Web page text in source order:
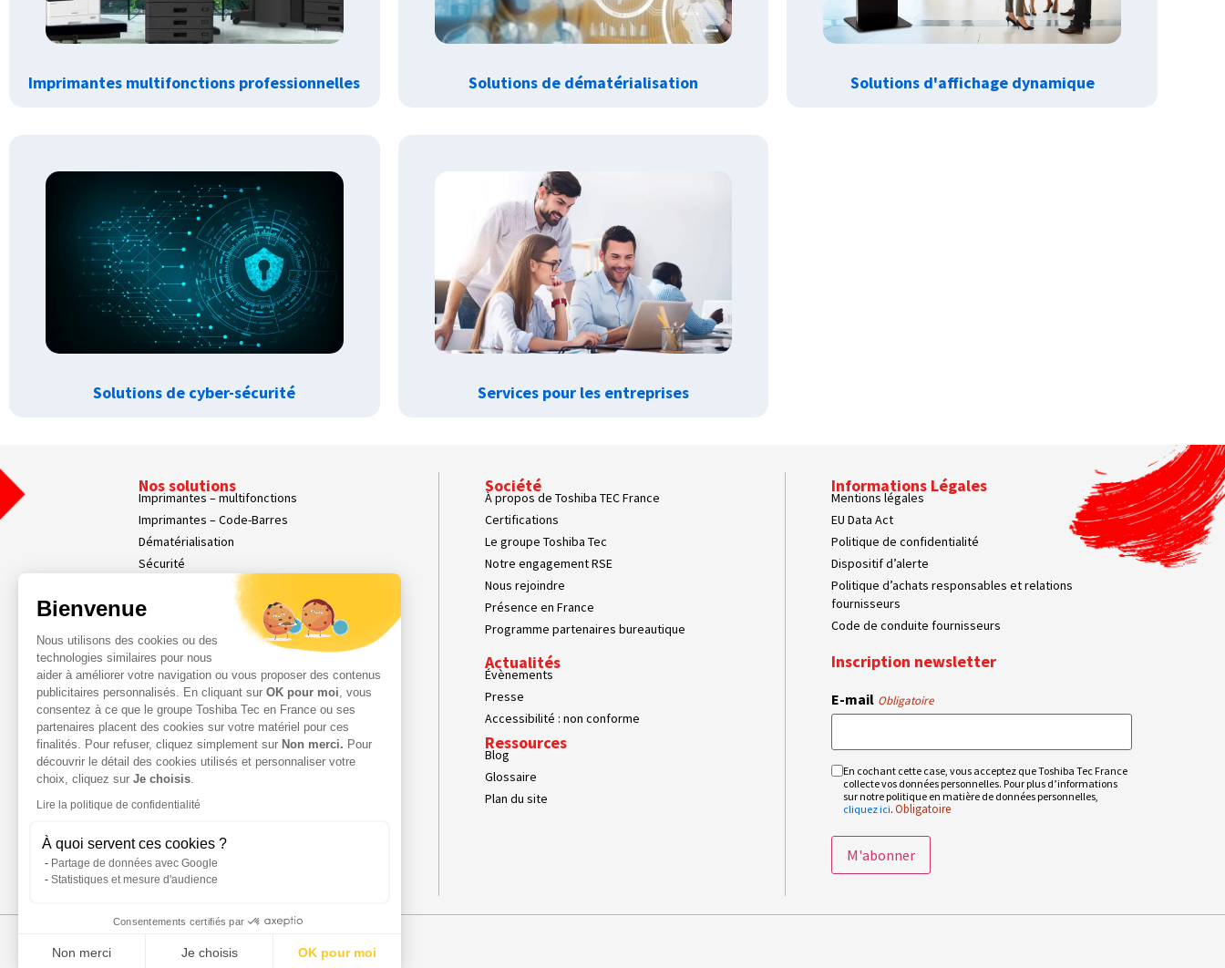
Imprimantes multifonctions professionnelles Solutions de dématérialisation Solutions d'affichage dynamique
Solutions de cyber-sécurité Services pour les entreprises
Nos solutions
Imprimantes – multifonctions
Imprimantes – Code-Barres
Dématérialisation
Sécurité
Affichage dynamique
Nos Services
Services Parc d’Impression
Services Professionnels
Demande d'assistance
Contact
Espace Client
Société
À propos de Toshiba TEC France
Certifications
Le groupe Toshiba Tec
Notre engagement RSE
Nous rejoindre
Présence en France
Programme partenaires bureautique
Actualités
Évènements
Presse
Accessibilité : non conforme
Ressources
Blog
Glossaire
Plan du site
Informations Légales
Mentions légales
EU Data Act
Politique de confidentialité
Dispositif d’alerte
Politique d’achats responsables et relations
fournisseurs
Code de conduite fournisseurs
Inscription newsletter
E-mail Obligatoire
RGPD
Obligatoire
En cochant cette case, vous acceptez que Toshiba Tec France
collecte vos données personnelles. Pour plus d’informations
sur notre politique en matière de données personnelles,
cliquez ici. Obligatoire
Bienvenue
Nous utilisons des cookies ou des
technologies similaires pour nous
aider à améliorer votre navigation ou vous proposer des contenus
publicitaires personnalisés. En cliquant sur OK pour moi , vous
consentez à ce que le groupe Toshiba Tec en France ou ses
partenaires placent des cookies sur votre matériel pour ces
finalités. Pour refuser, cliquez simplement sur Non merci. Pour
découvrir le détail des cookies utilisés et personnaliser votre
choix, cliquez sur Je choisis
Lire la politique de confidentialité
À quoi servent ces cookies ?
Partage de données avec Google
Statistiques et mesure d'audience
Consentements certifiés par
Non merci Je choisis OK pour moi